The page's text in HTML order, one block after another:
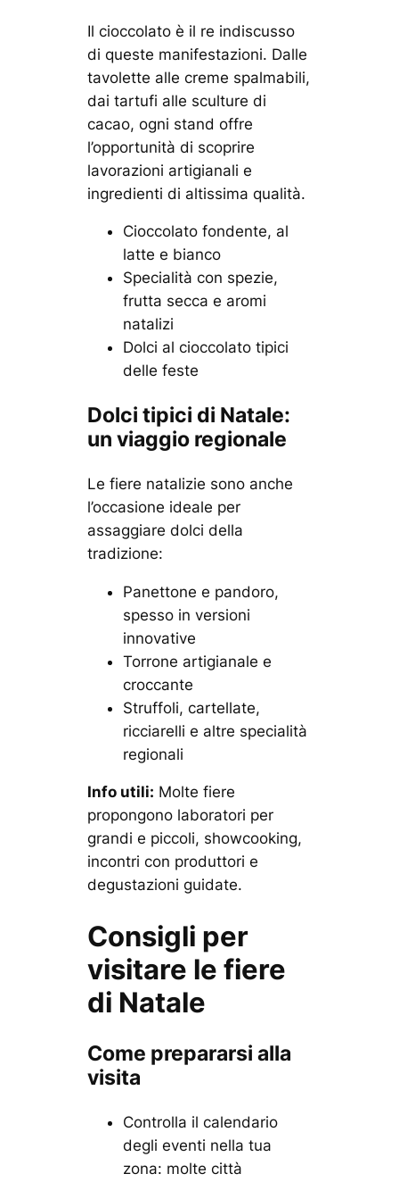
Il cioccolato è il re indiscusso
di queste manifestazioni. Dalle
tavolette alle creme spalmabili,
dai tartufi alle sculture di
cacao, ogni stand offre
l’opportunità di scoprire
lavorazioni artigianali e
ingredienti di altissima qualità.
Cioccolato fondente, al
latte e bianco
Specialità con spezie,
frutta secca e aromi
natalizi
Dolci al cioccolato tipici
delle feste
Dolci tipici di Natale:
un viaggio regionale
Le fiere natalizie sono anche
l’occasione ideale per
assaggiare dolci della
tradizione:
Panettone e pandoro,
spesso in versioni
innovative
Torrone artigianale e
croccante
Struffoli, cartellate,
ricciarelli e altre specialità
regionali
Info utili: Molte fiere
propongono laboratori per
grandi e piccoli, showcooking,
incontri con produttori e
degustazioni guidate.
Consigli per
visitare le fiere
di Natale
Come prepararsi alla
visita
Controlla il calendario
degli eventi nella tua
zona: molte città